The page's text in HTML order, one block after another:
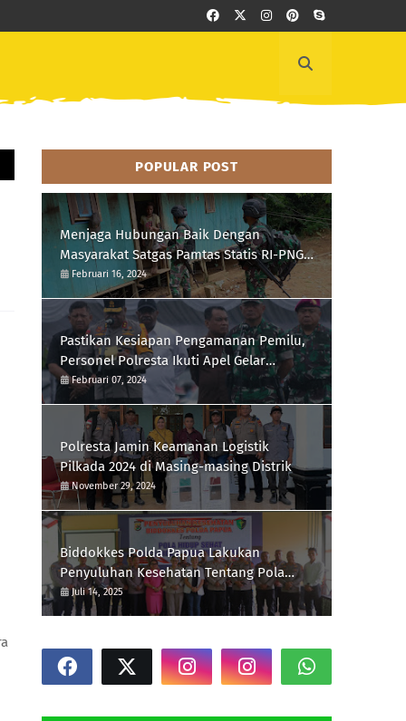
POPULAR POST
Menjaga Hubungan Baik Dengan
Masyarakat Satgas Pamtas Statis RI-PNG
Yonif 111/KB Melaksanakan Silaturrahmi
Februari 16, 2024
Pastikan Kesiapan Pengamanan Pemilu,
Personel Polresta Ikuti Apel Gelar
Pasukan Hari Ini
Februari 07, 2024
Polresta Jamin Keamanan Logistik
Pilkada 2024 di Masing-masing Distrik
November 29, 2024
Biddokkes Polda Papua Lakukan
Penyuluhan Kesehatan Tentang Pola
Hidup Sehat Di Polres Supiori
Juli 14, 2025